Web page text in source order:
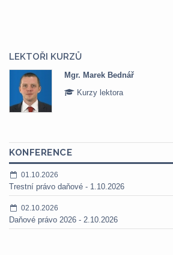
LEKTOŘI KURZŮ
KONFERENCE
01.10.2026
Trestní právo daňové - 1.10.2026
02.10.2026
Daňové právo 2026 - 2.10.2026